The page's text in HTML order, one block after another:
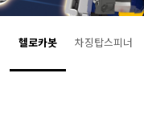
헬로카봇 차징탑스피너